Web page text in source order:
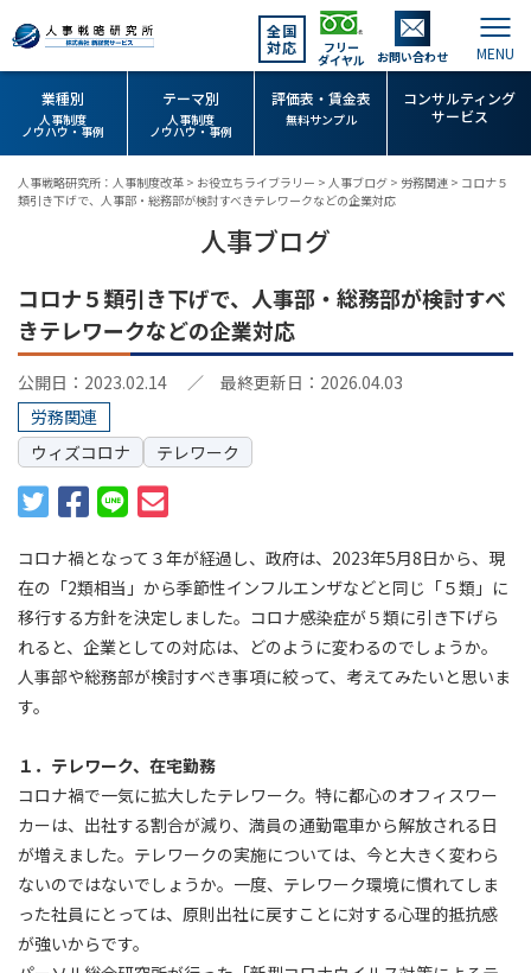
全国
対応
フリー
ダイヤル お問い合わせ
業種別
人事制度
ノウハウ・事例
テーマ別
人事制度
ノウハウ・事例
評価表・賃金表
無料サンプル
コンサルティング
サービス
人事戦略研究所：人事制度改革 > お役立ちライブラリー > 人事ブログ > 労務関連 > コロナ５
類引き下げで、人事部・総務部が検討すべきテレワークなどの企業対応
人事ブログ
コロナ５類引き下げで、人事部・総務部が検討すべ
きテレワークなどの企業対応
公開日：2023.02.14
／ 最終更新日：2026.04.03
労務関連
ウィズコロナ
テレワーク
コロナ禍となって３年が経過し、政府は、2023年5月8日から、現
在の「2類相当」から季節性インフルエンザなどと同じ「５類」に
移行する方針を決定しました。コロナ感染症が５類に引き下げら
れると、企業としての対応は、どのように変わるのでしょうか。
人事部や総務部が検討すべき事項に絞って、考えてみたいと思いま
す。
１．テレワーク、在宅勤務
コロナ禍で一気に拡大したテレワーク。特に都心のオフィスワー
カーは、出社する割合が減り、満員の通勤電車から解放される日
が増えました。テレワークの実施については、今と大きく変わら
ないのではないでしょうか。一度、テレワーク環境に慣れてしま
った社員にとっては、原則出社に戻すことに対する心理的抵抗感
が強いからです。